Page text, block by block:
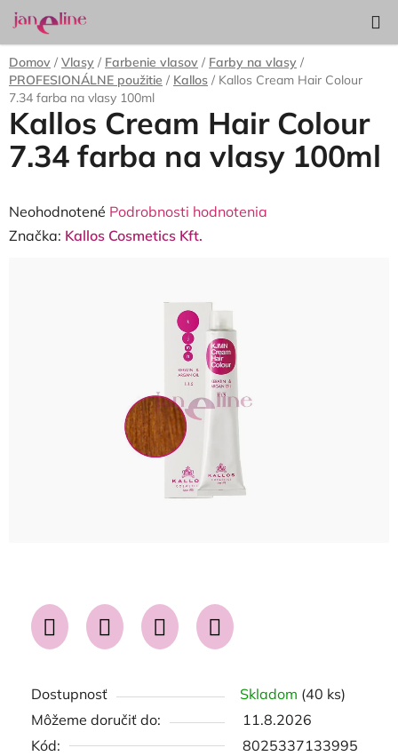
Prejsť
na
obsah
KOŠÍK
Domov / Vlasy / Farbenie vlasov / Farby na vlasy /
PROFESIONÁLNE použitie / Kallos / Kallos Cream Hair Colour
7.34 farba na vlasy 100ml
Dostupnosť Skladom (40 ks)
Môžeme doručiť do:
11.8.2026
Kód:
8025337133995
Kallos Cream Hair Colour
7.34 farba na vlasy 100ml
Priemerné
hodnotenie
Neohodnotené Podrobnosti hodnotenia
Značka: Kallos Cosmetics Kft.